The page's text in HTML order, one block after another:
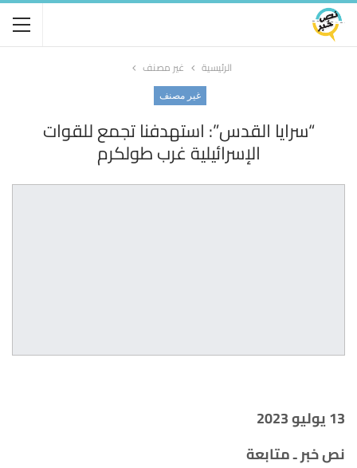
الرئيسية غير مصنف
غير مصنف
“سرايا القدس”: استهدفنا تجمع للقوات
الإسرائيلية غرب طولكرم
13يوليو 2023
نص خبر ـ متابعة